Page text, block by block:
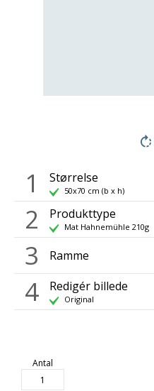
1 Størrelse
50x70 cm (b x h)
2 Produkttype
Mat Hahnemühle 210g
3 Ramme
4 Redigér billede
Original
Antal